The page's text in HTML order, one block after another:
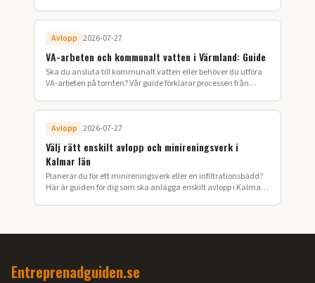
Avlopp 2026-07-27
VA-arbeten och kommunalt vatten i Värmland: Guide
Ska du ansluta till kommunalt vatten eller behöver du utföra
VA-arbeten på tomten? Vår guide förklarar processen från
Avlopp 2026-07-27
Välj rätt enskilt avlopp och minireningsverk i
Kalmar län
Planerar du för ett minireningsverk eller en infiltrationsbädd?
Här är guiden för dig som ska anlägga enskilt avlopp i Kalmar
Entreprenadguiden.se